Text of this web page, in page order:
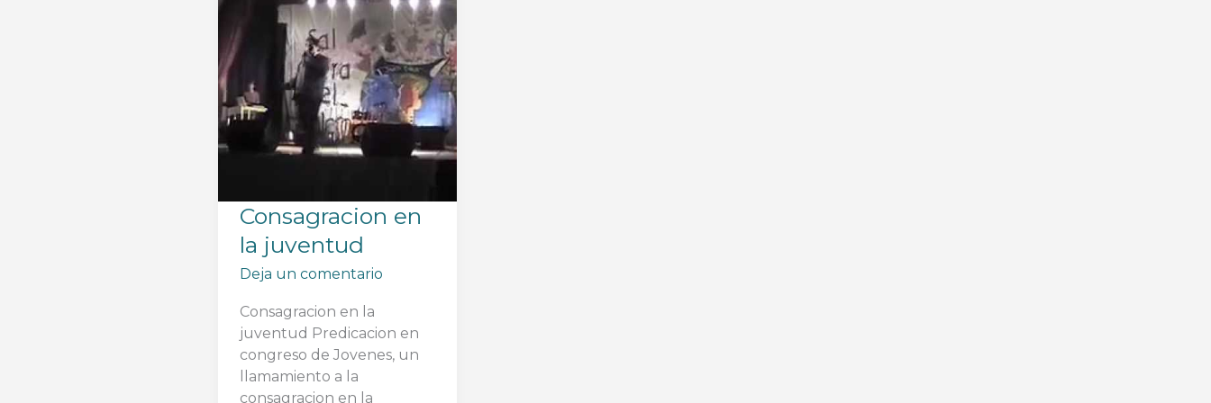
Consagracion en
la juventud
Deja un comentario
Consagracion en la
juventud Predicacion en
congreso de Jovenes, un
llamamiento a la
consagracion en la